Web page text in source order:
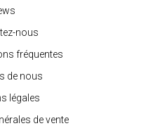
nous
fréquentes
de nous
légales
de vente